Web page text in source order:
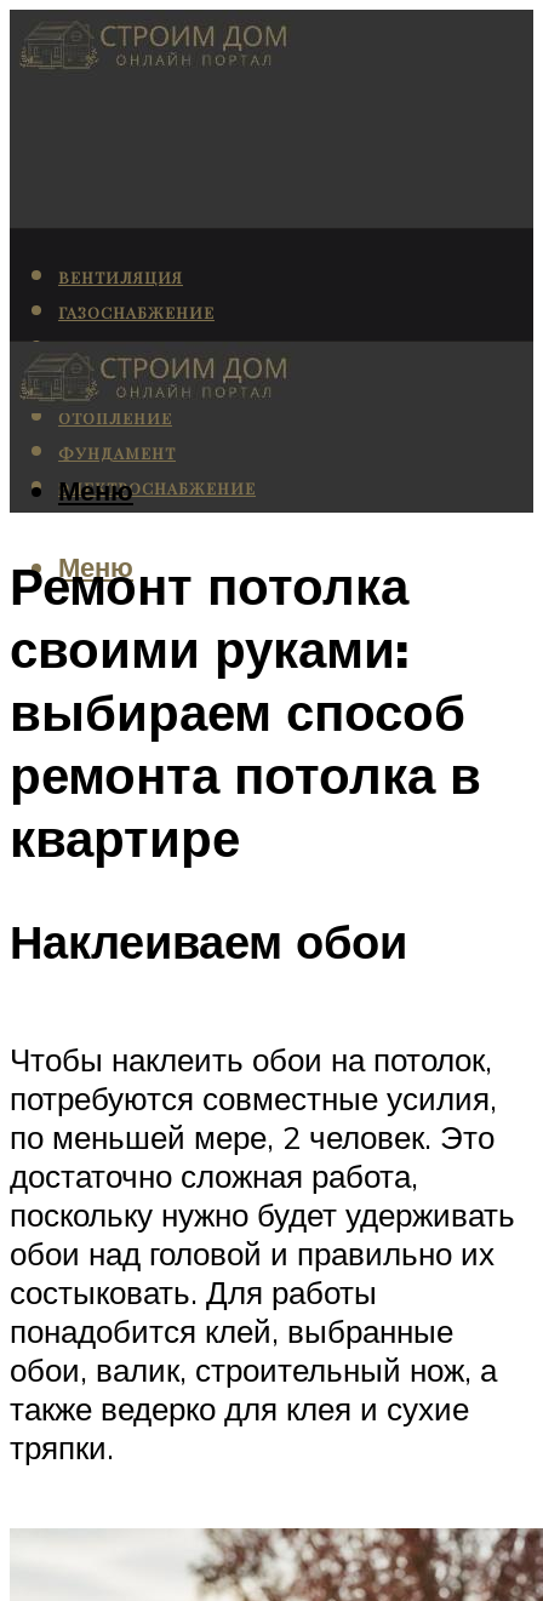
ВЕНТИЛЯЦИЯ
ГАЗОСНАБЖЕНИЕ
КАНАЛИЗАЦИЯ
КОНДИЦИОНИРОВАНИЕ
ОТОПЛЕНИЕ
ФУНДАМЕНТ
ЭЛЕКТРОСНАБЖЕНИЕ
Меню
Меню
Ремонт потолка
своими руками:
выбираем способ
ремонта потолка в
квартире
Наклеиваем обои
Чтобы наклеить обои на потолок,
потребуются совместные усилия,
по меньшей мере, 2 человек. Это
достаточно сложная работа,
поскольку нужно будет удерживать
обои над головой и правильно их
состыковать. Для работы
понадобится клей, выбранные
обои, валик, строительный нож, а
также ведерко для клея и сухие
тряпки.